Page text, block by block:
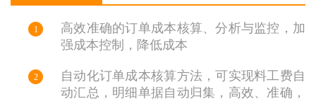
1
高效准确的订单成本核算、分析与监控，加
强成本控制，降低成本
2
自动化订单成本核算方法，可实现料工费自
动汇总，明细单据自动归集，高效、准确，